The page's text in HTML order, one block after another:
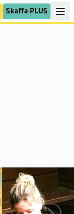
Skaffa PLUS